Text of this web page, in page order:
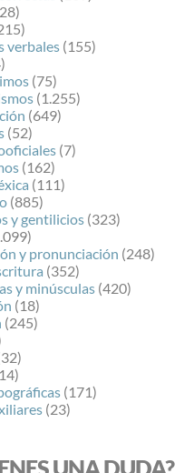
verbales (155)
(75)
(1.255)
(649)
(52)
(7)
(162)
(111)
(885)
y gentilicios (323)
y pronunciación (248)
(352)
y minúsculas (420)
(18)
(245)
(171)
(23)
UNA DUDA?